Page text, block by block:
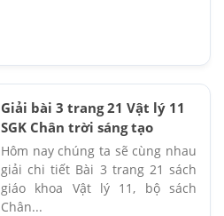
Giải bài 3 trang 21 Vật lý 11
SGK Chân trời sáng tạo
Hôm nay chúng ta sẽ cùng nhau
giải chi tiết Bài 3 trang 21 sách
giáo khoa Vật lý 11, bộ sách
Chân...